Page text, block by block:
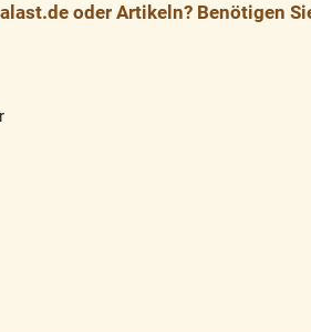
oder Artikeln? Benötigen